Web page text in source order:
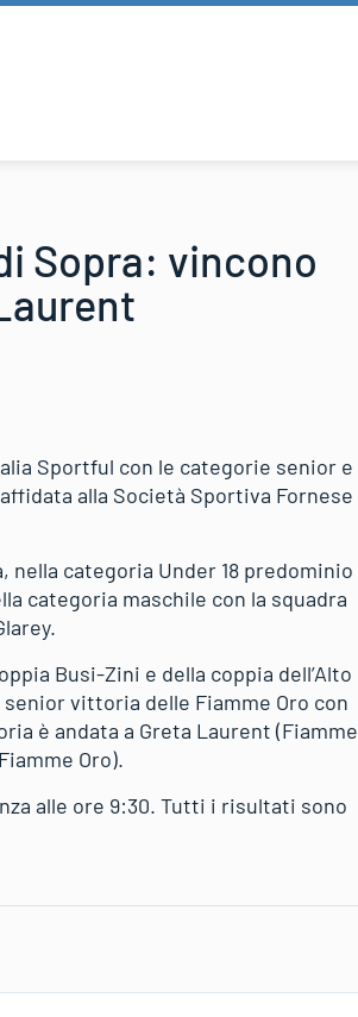
Sopra: vincono
Sportful con le categorie senior e
alla Società Sportiva Fornese
nella categoria Under 18 predominio
categoria maschile con la squadra
Busi-Zini e della coppia dell’Alto
vittoria delle Fiamme Oro con
è andata a Greta Laurent (Fiamme
Oro).
alle ore 9:30. Tutti i risultati sono